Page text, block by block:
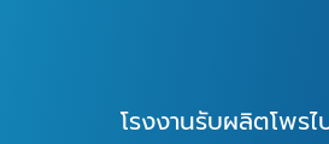
โรงงานรับผลิตโพร